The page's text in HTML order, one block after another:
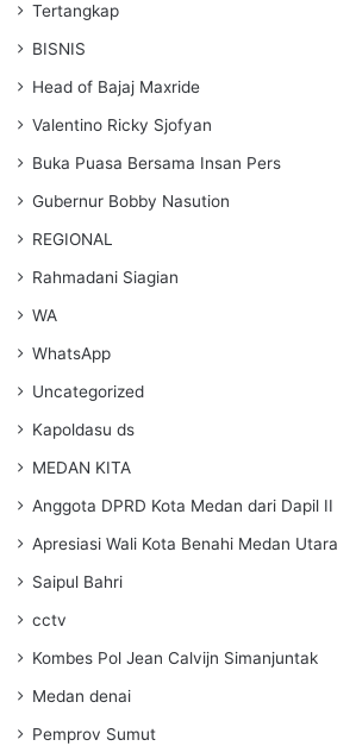
Tertangkap
BISNIS
Head of Bajaj Maxride
Valentino Ricky Sjofyan
Buka Puasa Bersama Insan Pers
Gubernur Bobby Nasution
REGIONAL
Rahmadani Siagian
WA
WhatsApp
Uncategorized
Kapoldasu ds
MEDAN KITA
Anggota DPRD Kota Medan dari Dapil II
Apresiasi Wali Kota Benahi Medan Utara
Saipul Bahri
cctv
Kombes Pol Jean Calvijn Simanjuntak
Medan denai
Pemprov Sumut